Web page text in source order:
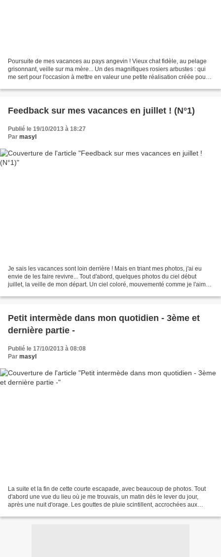
Poursuite de mes vacances au pays angevin ! Vieux chat fidèle, au pelage
grisonnant, veille sur ma mère... Un des magnifiques rosiers arbustes : qui
me sert pour l'occasion à mettre en valeur une petite réalisation créée pour
Feedback sur mes vacances en juillet ! (N°1)
Publié le 19/10/2013 à 18:27
Par masyl
Je sais les vacances sont loin derrière ! Mais en triant mes photos, j'ai eu
envie de les faire revivre... Tout d'abord, quelques photos du ciel début
juillet, la veille de mon départ. Un ciel coloré, mouvementé comme je l'aime !
Petit intermède dans mon quotidien - 3ème et
dernière partie -
Publié le 17/10/2013 à 08:08
Par masyl
La suite et la fin de cette courte escapade, avec beaucoup de photos. Tout
d'abord une vue du lieu où je me trouvais, un matin dès le lever du jour,
après une nuit d'orage. Les gouttes de pluie scintillent, accrochées aux